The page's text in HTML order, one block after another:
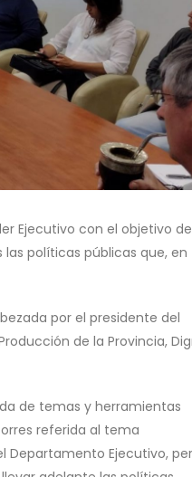
Ejecutivo con el objetivo de
políticas públicas que, en
por el presidente del
de la Provincia,
de temas y herramientas
referida al tema
Departamento Ejecutivo,